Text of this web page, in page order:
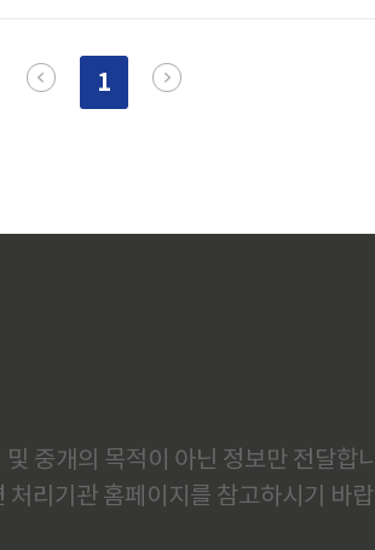
합니다.1. 2008년 금융위기, 금융시스템 붕괴
1
중개의 목적이 아닌 정보만 전달합
리기관 홈페이지를 참고하시기 바